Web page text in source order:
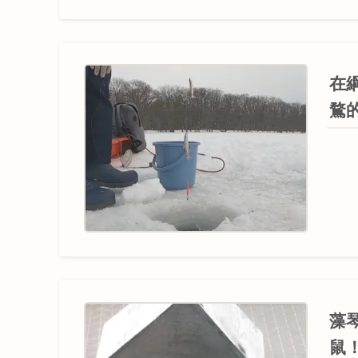
在
鶩
藻
鼠